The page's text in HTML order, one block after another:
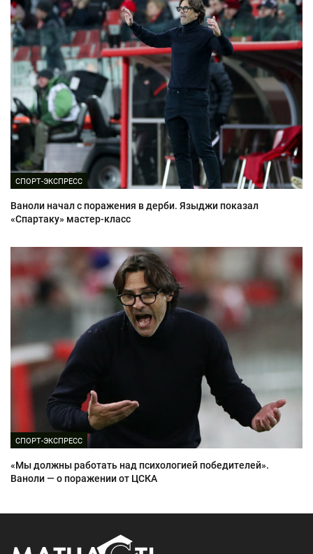
СПОРТ-ЭКСПРЕСС
Ваноли начал с поражения в дерби. Языджи показал
«Спартаку» мастер-класс
СПОРТ-ЭКСПРЕСС
«Мы должны работать над психологией победителей».
Ваноли — о поражении от ЦСКА